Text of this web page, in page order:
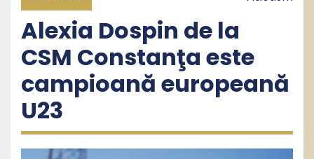
Alexia Dospin de la
CSM Constanţa este
campioană europeană
U23